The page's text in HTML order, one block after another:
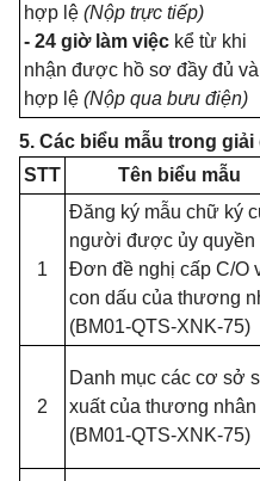
hợp lệ (Nộp trực tiếp)
- 24 giờ làm việc kể từ khi
nhận được hồ sơ đầy đủ và
hợp lệ (Nộp qua bưu điện)
5. Các biểu mẫu trong giải
STT
Tên biểu mẫu
1
Đăng ký mẫu chữ ký
người được ủy quyền
Đơn đề nghị cấp C/O
con dấu của thương
(BM01-QTS-XNK-75)
2
Danh mục các cơ sở
xuất của thương nhân
(BM01-QTS-XNK-75)